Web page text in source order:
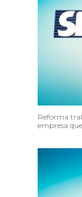
Reforma
empresa